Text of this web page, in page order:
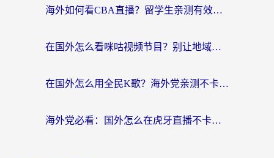
海外如何看CBA直播？留学生亲测有效的体育赛事观看指南
在国外怎么看咪咕视频节目？别让地域限制挡住你的追剧自由
在国外怎么用全民K歌？海外党亲测不卡顿的回国加速秘籍
海外党必看：国外怎么在虎牙直播不卡顿？附腾讯视频网易云音乐解决方案